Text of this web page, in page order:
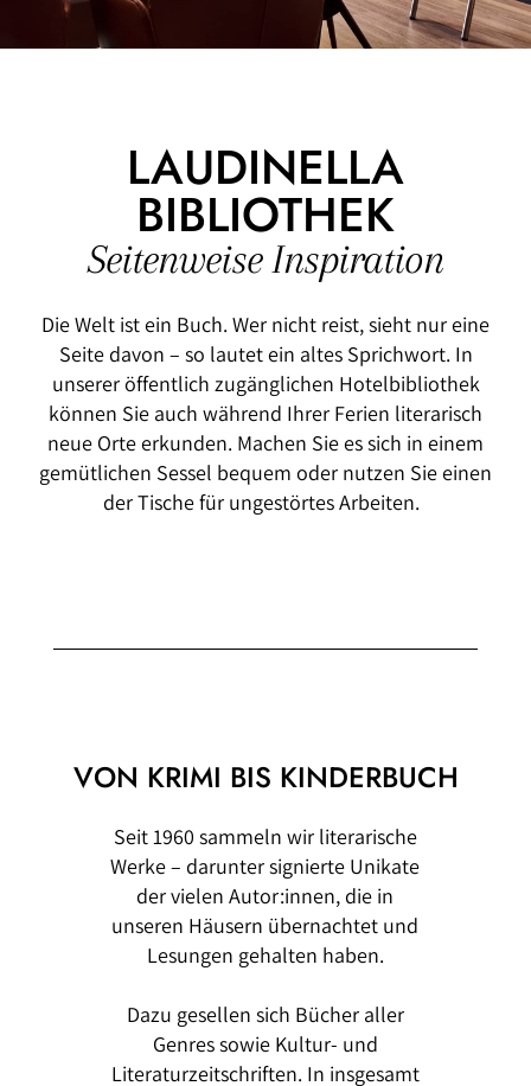
LAUDINELLA
BIBLIOTHEK
Seitenweise Inspiration
Die Welt ist ein Buch. Wer nicht reist, sieht nur eine
Seite davon – so lautet ein altes Sprichwort. In
unserer öffentlich zugänglichen Hotelbibliothek
können Sie auch während Ihrer Ferien literarisch
neue Orte erkunden. Machen Sie es sich in einem
gemütlichen Sessel bequem oder nutzen Sie einen
der Tische für ungestörtes Arbeiten.
VON KRIMI BIS KINDERBUCH
Seit 1960 sammeln wir literarische
Werke – darunter signierte Unikate
der vielen Autor:innen, die in
unseren Häusern übernachtet und
Lesungen gehalten haben.
Dazu gesellen sich Bücher aller
Genres sowie Kultur- und
Literaturzeitschriften. In insgesamt